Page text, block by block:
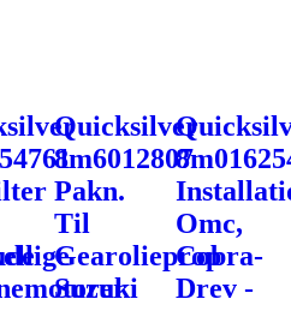
Quicksilver
8m6012807
Pakn.
Til
Gearolieprop
Suzuki
Omc,
Cobra-
Drev -